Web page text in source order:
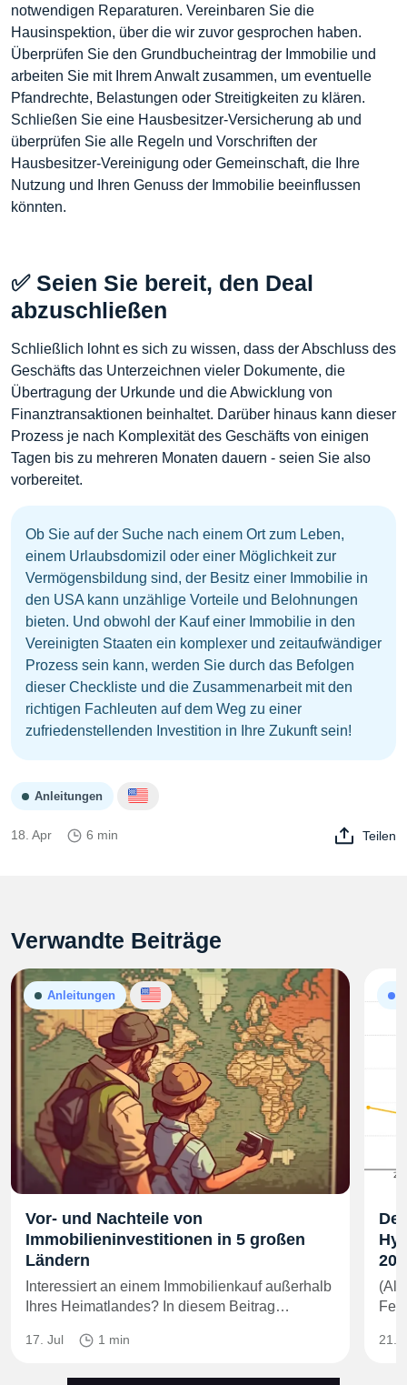
notwendigen Reparaturen. Vereinbaren Sie die
Hausinspektion, über die wir zuvor gesprochen haben.
Überprüfen Sie den Grundbucheintrag der Immobilie und
arbeiten Sie mit Ihrem Anwalt zusammen, um eventuelle
Pfandrechte, Belastungen oder Streitigkeiten zu klären.
Schließen Sie eine Hausbesitzer-Versicherung ab und
überprüfen Sie alle Regeln und Vorschriften der
Hausbesitzer-Vereinigung oder Gemeinschaft, die Ihre
Nutzung und Ihren Genuss der Immobilie beeinflussen
könnten.
✅ Seien Sie bereit, den Deal
abzuschließen
Schließlich lohnt es sich zu wissen, dass der Abschluss des
Geschäfts das Unterzeichnen vieler Dokumente, die
Übertragung der Urkunde und die Abwicklung von
Finanztransaktionen beinhaltet. Darüber hinaus kann dieser
Prozess je nach Komplexität des Geschäfts von einigen
Tagen bis zu mehreren Monaten dauern - seien Sie also
vorbereitet.
Ob Sie auf der Suche nach einem Ort zum Leben,
einem Urlaubsdomizil oder einer Möglichkeit zur
Vermögensbildung sind, der Besitz einer Immobilie in
den USA kann unzählige Vorteile und Belohnungen
bieten. Und obwohl der Kauf einer Immobilie in den
Vereinigten Staaten ein komplexer und zeitaufwändiger
Prozess sein kann, werden Sie durch das Befolgen
dieser Checkliste und die Zusammenarbeit mit den
richtigen Fachleuten auf dem Weg zu einer
zufriedenstellenden Investition in Ihre Zukunft sein!
Anleitungen
18. Apr 6 min Teilen
Verwandte Beiträge
Anleitungen
Vor- und Nachteile von
Immobilieninvestitionen in 5 großen
Ländern
Interessiert an einem Immobilienkauf außerhalb
Ihres Heimatlandes? In diesem Beitrag…
17. Jul 1 min 21.